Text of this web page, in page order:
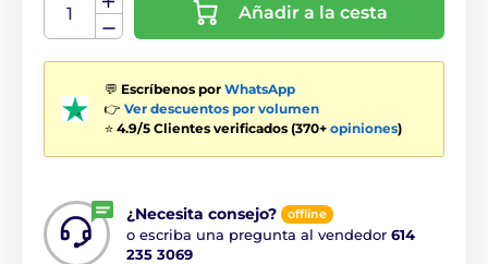
Añadir a la cesta
💬 Escríbenos por WhatsApp
👉 Ver descuentos por volumen
⭐ 4.9/5 Clientes verificados (370+ opiniones)
¿Necesita consejo? offline
o escriba una pregunta al vendedor 614
235 3069